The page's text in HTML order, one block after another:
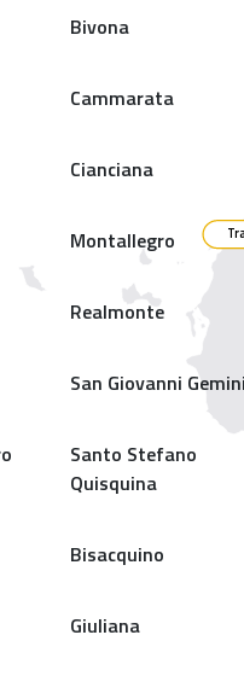
Bivona
Cammarata
Cianciana
Montallegro
Realmonte
San Giovanni Gemini
Santo Stefano
Quisquina
Bisacquino
Giuliana